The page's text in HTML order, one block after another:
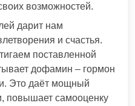
возможностей.
дарит нам
и счастья.
поставленной
дофамин – гормон
Это даёт мощный
повышает самооценку